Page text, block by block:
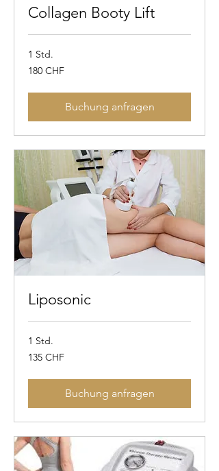
Collagen Booty Lift
1 Std.
180
Schweizer
180 CHF
Buchung anfragen
Liposonic
1 Std.
135
Schweizer
135 CHF
Buchung anfragen